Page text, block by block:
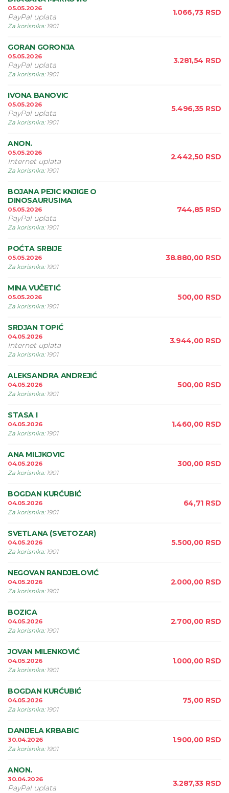
05.05.2026
PayPal uplata
Za korisnika: 1901
1.066,73 RSD
GORAN GORONJA
05.05.2026
PayPal uplata
Za korisnika: 1901
3.281,54 RSD
IVONA BANOVIC
05.05.2026
PayPal uplata
Za korisnika: 1901
5.496,35 RSD
ANON.
05.05.2026
Internet uplata
Za korisnika: 1901
2.442,50 RSD
BOJANA PEJIC KNJIGE O
DINOSAURUSIMA
05.05.2026
PayPal uplata
Za korisnika: 1901
744,85 RSD
POĆTA SRBIJE
05.05.2026
Za korisnika: 1901
38.880,00 RSD
MINA VUČETIĆ
05.05.2026
Za korisnika: 1901
500,00 RSD
SRDJAN TOPIĆ
04.05.2026
Internet uplata
Za korisnika: 1901
3.944,00 RSD
ALEKSANDRA ANDREJIĆ
04.05.2026
Za korisnika: 1901
500,00 RSD
STASA I
04.05.2026
Za korisnika: 1901
1.460,00 RSD
ANA MILJKOVIC
04.05.2026
Za korisnika: 1901
300,00 RSD
BOGDAN KURĆUBIĆ
04.05.2026
Za korisnika: 1901
64,71 RSD
SVETLANA (SVETOZAR)
04.05.2026
Za korisnika: 1901
5.500,00 RSD
NEGOVAN RANDJELOVIĆ
04.05.2026
Za korisnika: 1901
2.000,00 RSD
BOZICA
04.05.2026
Za korisnika: 1901
2.700,00 RSD
JOVAN MILENKOVIĆ
04.05.2026
Za korisnika: 1901
1.000,00 RSD
BOGDAN KURĆUBIĆ
04.05.2026
Za korisnika: 1901
75,00 RSD
DANIJELA KRBABIC
30.04.2026
Za korisnika: 1901
1.900,00 RSD
ANON.
30.04.2026
PayPal uplata 3.287,33 RSD